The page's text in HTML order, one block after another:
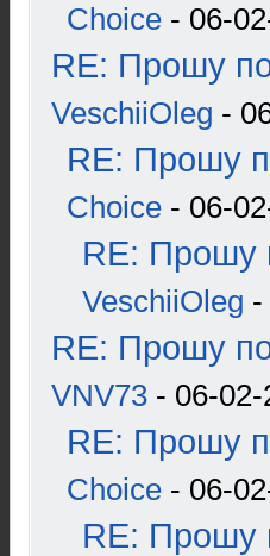
Choice - 06-
RE: Прошу
VeschiiOleg -
RE: Прошу
Choice - 06-
RE: Прошу
VeschiiOleg -
RE: Прошу
VNV73 - 06-
RE: Прошу
Choice - 06-
RE: Прошу